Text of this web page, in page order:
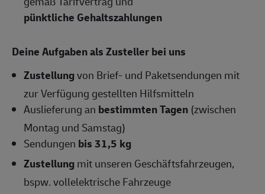
pünktliche Gehaltszahlungen
Deine Aufgaben als Zusteller bei uns
Zustellungvon Brief- und Paketsendungen mit
zur Verfügung gestellten Hilfsmitteln
Auslieferung an bestimmten Tagen (zwischen
Montag und Samstag)
Sendungen bis 31,5 kg
Zustellungmit unseren Geschäftsfahrzeugen,
bspw. vollelektrische Fahrzeuge